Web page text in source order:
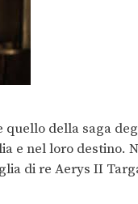
quello della saga
e nel loro destino.
di re Aerys II